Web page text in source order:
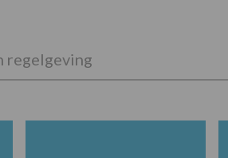
regelgeving